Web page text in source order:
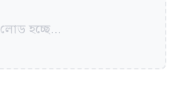
লোড হচ্ছে...